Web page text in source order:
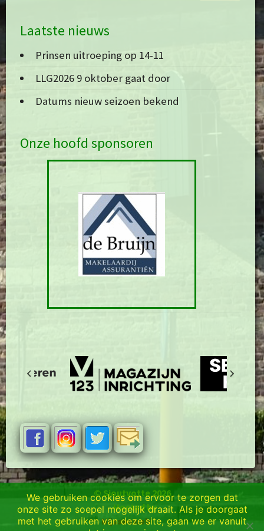
Laatste nieuws
Prinsen uitroeping op 14-11
LLG2026 9 oktober gaat door
Datums nieuw seizoen bekend
Onze hoofd sponsoren
© Sjoutvotte 2026
Hosted by
Nijssenweb
We gebruiken cookies om ervoor te zorgen dat
onze site zo soepel mogelijk draait. Als je doorgaat
met het gebruiken van deze site, gaan we er vanuit